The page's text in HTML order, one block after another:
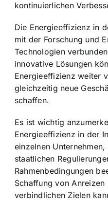
kontinuierlichen
Die Energieeffizienz in
mit der Forschung und
Technologien
innovative Lösungen
Energieeffizienz weiter
gleichzeitig neue
schaffen.
Es ist wichtig
Energieeffizienz in der
einzelnen
staatlichen
Rahmenbedingungen
Schaffung von
verbindlichen Zielen